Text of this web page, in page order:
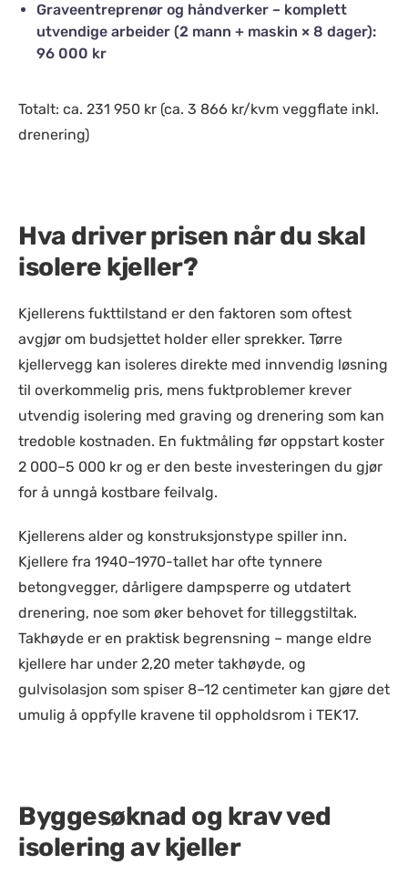
Graveentreprenør og håndverker – komplett
utvendige arbeider (2 mann + maskin × 8 dager):
96 000 kr
Totalt: ca. 231 950 kr (ca. 3 866 kr/kvm veggflate inkl.
drenering)
Hva driver prisen når du skal
isolere kjeller?
Kjellerens fukttilstand er den faktoren som oftest
avgjør om budsjettet holder eller sprekker. Tørre
kjellervegg kan isoleres direkte med innvendig løsning
til overkommelig pris, mens fuktproblemer krever
utvendig isolering med graving og drenering som kan
tredoble kostnaden. En fuktmåling før oppstart koster
2 000–5 000 kr og er den beste investeringen du gjør
for å unngå kostbare feilvalg.
Kjellerens alder og konstruksjonstype spiller inn.
Kjellere fra 1940–1970-tallet har ofte tynnere
betongvegger, dårligere dampsperre og utdatert
drenering, noe som øker behovet for tilleggstiltak.
Takhøyde er en praktisk begrensning – mange eldre
kjellere har under 2,20 meter takhøyde, og
gulvisolasjon som spiser 8–12 centimeter kan gjøre det
umulig å oppfylle kravene til oppholdsrom i TEK17.
Byggesøknad og krav ved
isolering av kjeller